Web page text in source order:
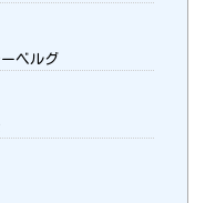
ベルグ